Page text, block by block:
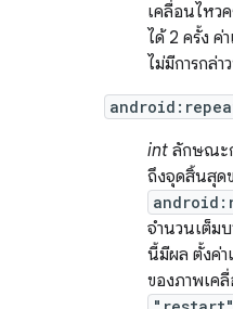
เคลื่อนไหว
ได้ 2 ครั้ง ค่
ไม่มีการกล่า
int ลักษณะ
ถึงจุดสิ้นสุด
จำนวนเต็ม
นี้มีผล ตั้งค่า
ของภาพเค